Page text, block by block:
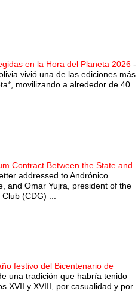
en la Hora del Planeta 2026 -
vivió una de las ediciones más
movilizando a alrededor de 40
Contract Between the State and
addressed to Andrónico
and Omar Yujra, president of the
(CDG) ...
festivo del Bicentenario de
una tradición que habría tenido
XVII y XVIII, por casualidad y por